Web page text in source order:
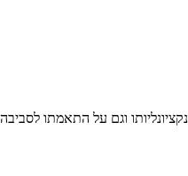
וגם על התאמתו